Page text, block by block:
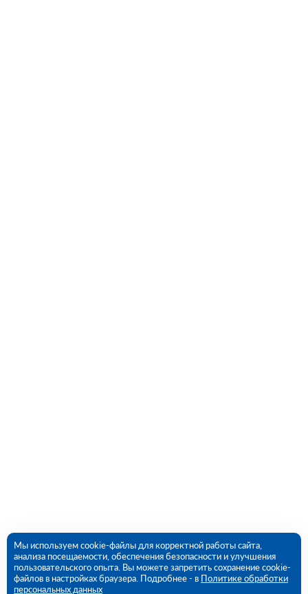
Мы используем cookie-файлы для корректной работы сайта,
анализа посещаемости, обеспечения безопасности и улучшения
пользовательского опыта. Вы можете запретить сохранение cookie-
файлов в настройках браузера. Подробнее - в Политике обработки
персональных данных